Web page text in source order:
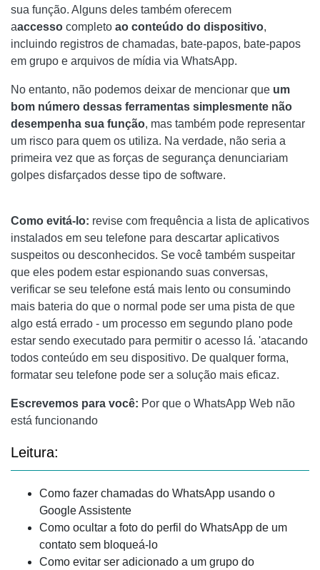
sua função. Alguns deles também oferecem
aaccesso completo ao conteúdo do dispositivo,
incluindo registros de chamadas, bate-papos, bate-papos
em grupo e arquivos de mídia via WhatsApp.
No entanto, não podemos deixar de mencionar que um
bom número dessas ferramentas simplesmente não
desempenha sua função, mas também pode representar
um risco para quem os utiliza. Na verdade, não seria a
primeira vez que as forças de segurança denunciariam
golpes disfarçados desse tipo de software.
Como evitá-lo: revise com frequência a lista de aplicativos
instalados em seu telefone para descartar aplicativos
suspeitos ou desconhecidos. Se você também suspeitar
que eles podem estar espionando suas conversas,
verificar se seu telefone está mais lento ou consumindo
mais bateria do que o normal pode ser uma pista de que
algo está errado - um processo em segundo plano pode
estar sendo executado para permitir o acesso lá. 'atacando
todos conteúdo em seu dispositivo. De qualquer forma,
formatar seu telefone pode ser a solução mais eficaz.
Escrevemos para você: Por que o WhatsApp Web não
está funcionando
Leitura:
Como fazer chamadas do WhatsApp usando o
Google Assistente
Como ocultar a foto do perfil do WhatsApp de um
contato sem bloqueá-lo
Como evitar ser adicionado a um grupo do